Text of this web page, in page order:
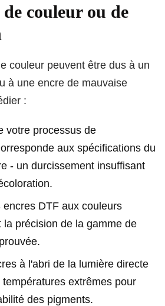
couleur ou de
couleur peuvent être dus à un
à une encre de mauvaise
:
votre processus de
aux spécifications du
- un durcissement insuffisant
encres DTF aux couleurs
la précision de la gamme de
à l'abri de la lumière directe
extrêmes pour
des pigments.